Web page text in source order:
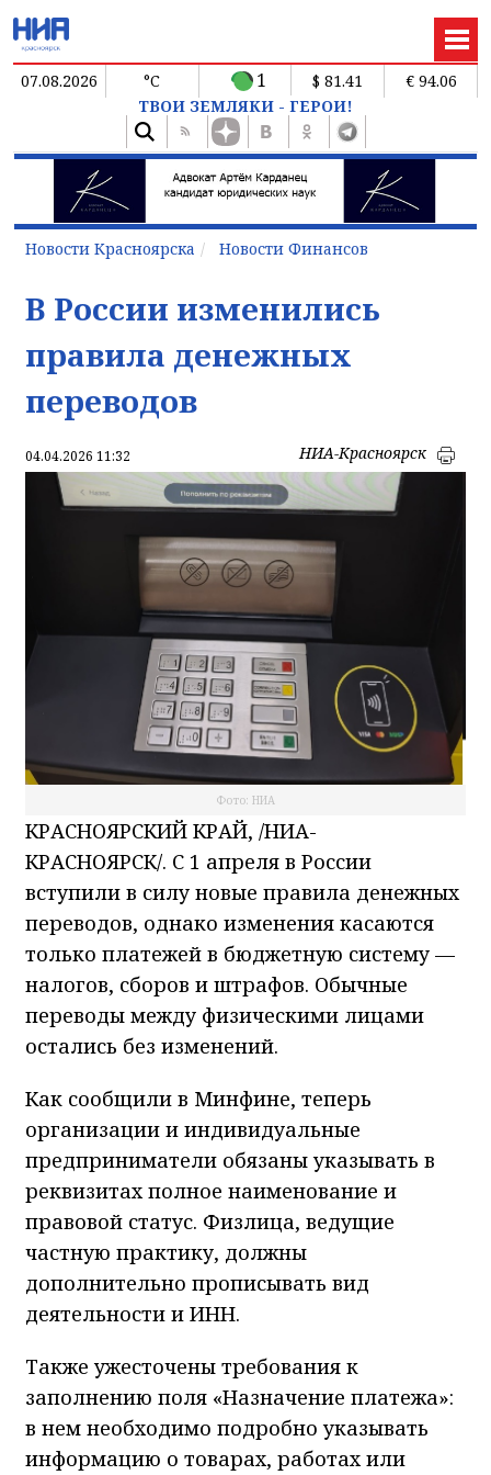
07.08.2026 °C 1 $ 81.41
€ 94.06
ТВОИ ЗЕМЛЯКИ - ГЕРОИ!
Новости Красноярска Новости Финансов
В России изменились
правила денежных
переводов
04.04.2026 11:32 НИА-Красноярск
Фото: НИА
КРАСНОЯРСКИЙ КРАЙ, /НИА-
КРАСНОЯРСК/. С 1 апреля в России
вступили в силу новые правила денежных
переводов, однако изменения касаются
только платежей в бюджетную систему —
налогов, сборов и штрафов. Обычные
переводы между физическими лицами
остались без изменений.
Как сообщили в Минфине, теперь
организации и индивидуальные
предприниматели обязаны указывать в
реквизитах полное наименование и
правовой статус. Физлица, ведущие
частную практику, должны
дополнительно прописывать вид
деятельности и ИНН.
Также ужесточены требования к
заполнению поля «Назначение платежа»:
в нем необходимо подробно указывать
информацию о товарах, работах или